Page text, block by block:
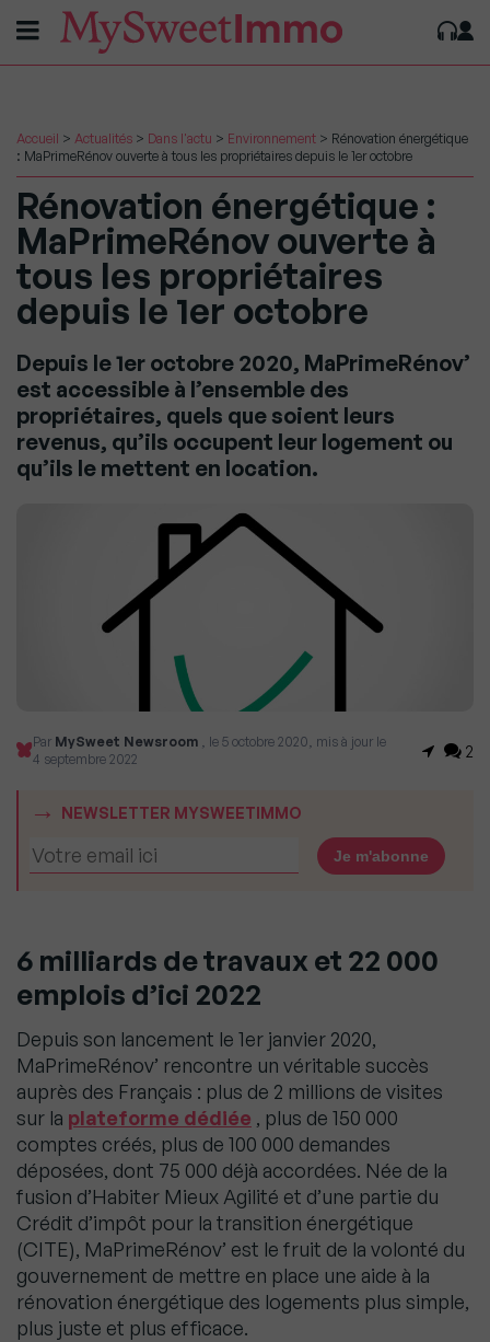
Accueil > Actualités > Dans l'actu > Environnement > Rénovation énergétique
: MaPrimeRénov ouverte à tous les propriétaires depuis le 1er octobre
Rénovation énergétique :
MaPrimeRénov ouverte à
tous les propriétaires
depuis le 1er octobre
Depuis le 1er octobre 2020, MaPrimeRénov’
est accessible à l’ensemble des
propriétaires, quels que soient leurs
revenus, qu’ils occupent leur logement ou
qu’ils le mettent en location.
Par MySweet Newsroom , le 5 octobre 2020, mis à jour le
4 septembre 2022
2
NEWSLETTER MYSWEETIMMO
6 milliards de travaux et 22 000
emplois d’ici 2022
Depuis son lancement le 1er janvier 2020,
MaPrimeRénov’ rencontre un véritable succès
auprès des Français : plus de 2 millions de visites
sur la plateforme dédiée , plus de 150 000
comptes créés, plus de 100 000 demandes
déposées, dont 75 000 déjà accordées. Née de la
fusion d’Habiter Mieux Agilité et d’une partie du
Crédit d’impôt pour la transition énergétique
(CITE), MaPrimeRénov’ est le fruit de la volonté du
gouvernement de mettre en place une aide à la
rénovation énergétique des logements plus simple,
plus juste et plus efficace.